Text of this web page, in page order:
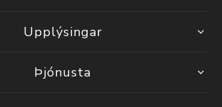
Upplýsingar
Þjónusta